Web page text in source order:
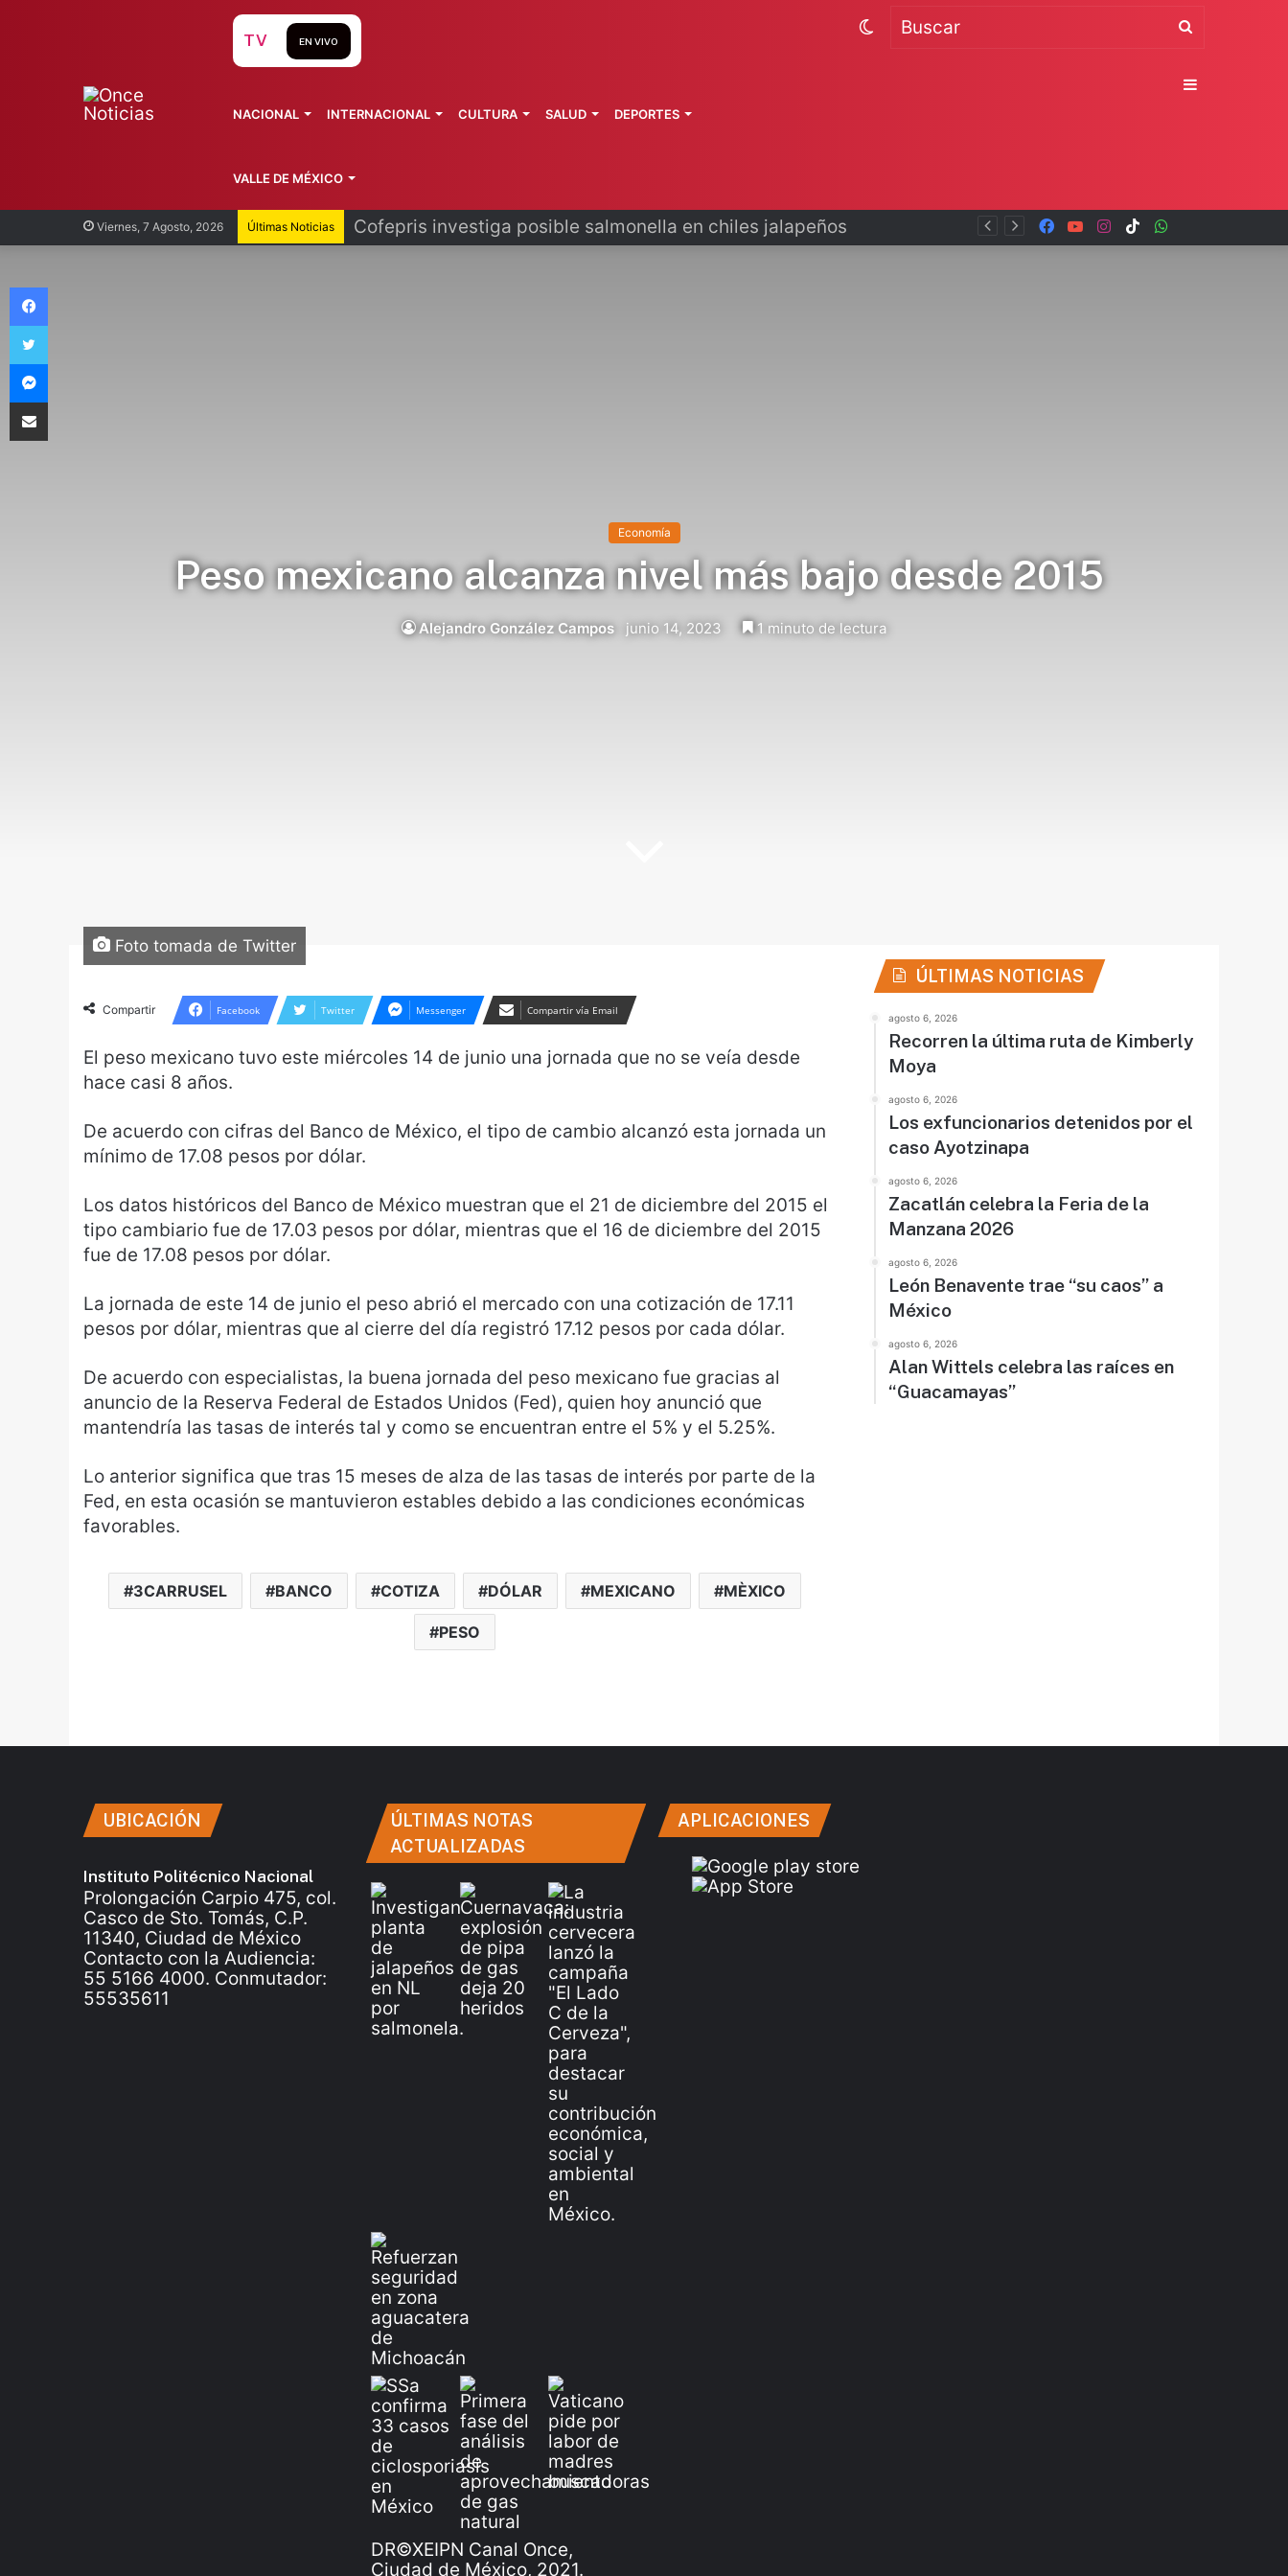
Viernes, 7 Agosto, 2026 Últimas Noticias Recorren la última ruta de Kimberly Moya TikTok
Instagram
YouTube
Facebook
TV EN VIVO
NACIONAL INTERNACIONAL CULTURA SALUD DEPORTES
VALLE DE MÉXICO
Buscar
Switch
Sidebar
Economía
Peso mexicano alcanza nivel más bajo desde 2015
Alejandro González Campos junio 14, 2023 1 minuto de lectura
Foto tomada de Twitter
Compartir Facebook Twitter Messenger Compartir vía Email
El peso mexicano tuvo este miércoles 14 de junio una jornada que no se veía desde
hace casi 8 años.
De acuerdo con cifras del Banco de México, el tipo de cambio alcanzó esta jornada un
mínimo de 17.08 pesos por dólar.
Los datos históricos del Banco de México muestran que el 21 de diciembre del 2015 el
tipo cambiario fue de 17.03 pesos por dólar, mientras que el 16 de diciembre del 2015
fue de 17.08 pesos por dólar.
La jornada de este 14 de junio el peso abrió el mercado con una cotización de 17.11
pesos por dólar, mientras que al cierre del día registró 17.12 pesos por cada dólar.
De acuerdo con especialistas, la buena jornada del peso mexicano fue gracias al
anuncio de la Reserva Federal de Estados Unidos (Fed), quien hoy anunció que
mantendría las tasas de interés tal y como se encuentran entre el 5% y el 5.25%.
Lo anterior significa que tras 15 meses de alza de las tasas de interés por parte de la
Fed, en esta ocasión se mantuvieron estables debido a las condiciones económicas
favorables.
3CARRUSEL BANCO COTIZA DÓLAR MEXICANO MÈXICO
PESO
ÚLTIMAS NOTICIAS
agosto 6, 2026
Recorren la última ruta de Kimberly
Moya
agosto 6, 2026
Los exfuncionarios detenidos por el
caso Ayotzinapa
agosto 6, 2026
Zacatlán celebra la Feria de la
Manzana 2026
agosto 6, 2026
León Benavente trae “su caos” a
México
agosto 6, 2026
Alan Wittels celebra las raíces en
“Guacamayas”
UBICACIÓN
Instituto Politécnico Nacional
Prolongación Carpio 475, col.
Casco de Sto. Tomás, C.P.
11340, Ciudad de México
Contacto con la Audiencia:
55 5166 4000. Conmutador:
55535611
ÚLTIMAS NOTAS
ACTUALIZADAS
DR©XEIPN Canal Once,
Ciudad de México, 2021.
APLICACIONES
Facebook
Twitter
Messenger
Compartir vía Email